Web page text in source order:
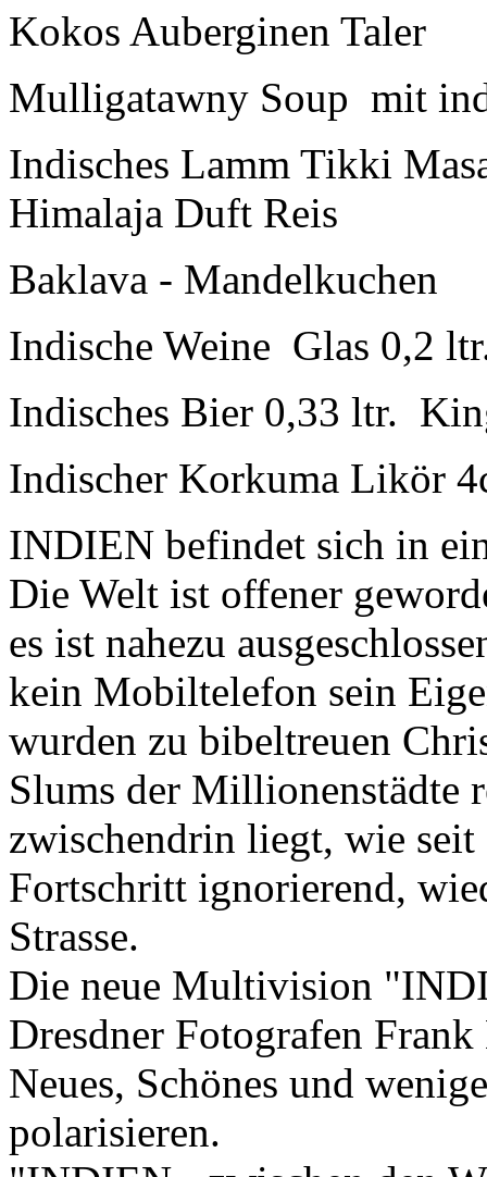
Kokos Auberginen Taler
Mulligatawny Soup mit
Indisches Lamm Tikki
Himalaja Duft Reis
Baklava - Mandelkuchen
Indische Weine Glas 0,2
Indisches Bier 0,33 ltr.
Indischer Korkuma Likör
INDIEN befindet sich in
Die Welt ist offener
es ist nahezu
kein Mobiltelefon sein
wurden zu bibeltreuen
Slums der Millionenstädte
zwischendrin liegt, wie
Fortschritt ignorierend,
Strasse.
Die neue Multivision
Dresdner Fotografen
Neues, Schönes und
polarisieren.